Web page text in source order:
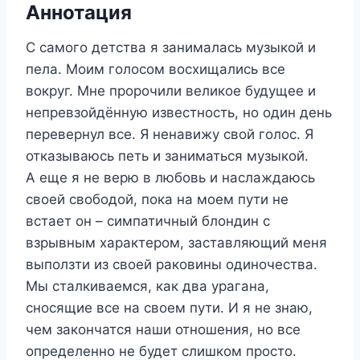
Аннотация
С самого детства я занималась музыкой и
пела. Моим голосом восхищались все
вокруг. Мне пророчили великое будущее и
непревзойдённую известность, но один день
перевернул все. Я ненавижу свой голос. Я
отказываюсь петь и заниматься музыкой.
А еще я не верю в любовь и наслаждаюсь
своей свободой, пока на моем пути не
встает он – симпатичный блондин с
взрывным характером, заставляющий меня
выползти из своей раковины одиночества.
Мы сталкиваемся, как два урагана,
сносящие все на своем пути. И я не знаю,
чем закончатся наши отношения, но все
определенно не будет слишком просто.